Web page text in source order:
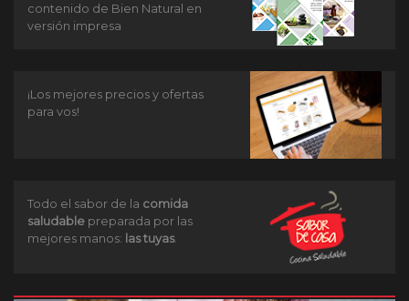
contenido de Bien Natural en
versión impresa
¡Los mejores precios y ofertas
para vos!
Todo el sabor de la comida
saludable preparada por las
mejores manos: las tuyas.